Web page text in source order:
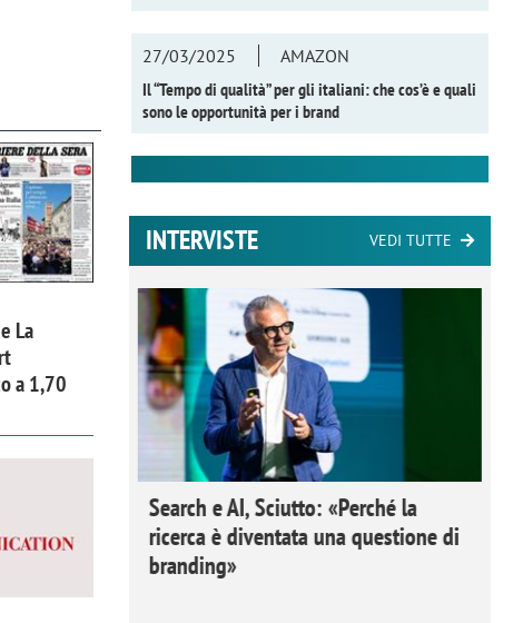
La
a 1,70
27/03/2025
AMAZON
Il “Tempo di qualità” per gli italiani: che cos’è e quali
sono le opportunità per i brand
INTERVISTE VEDI TUTTE
i
e
Search e AI, Sciutto: «Perché la
ricerca è diventata una questione di
branding»